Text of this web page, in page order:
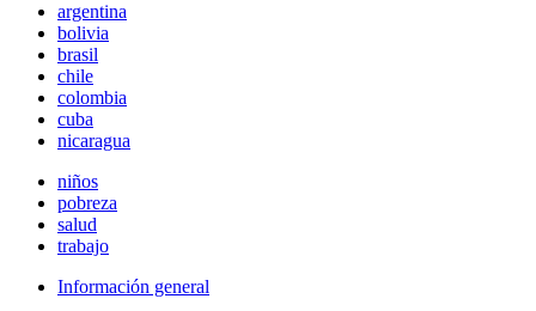
argentina
bolivia
brasil
chile
colombia
cuba
nicaragua
niños
pobreza
salud
trabajo
Información general